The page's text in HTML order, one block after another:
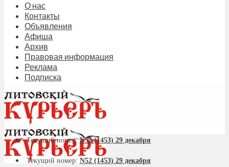
О нас
Контакты
Объявления
Афиша
Архив
Правовая информация
Реклама
Подписка
Текущий номер:N52 (1453) 29 декабря
Текущий номер: N52 (1453) 29 декабря